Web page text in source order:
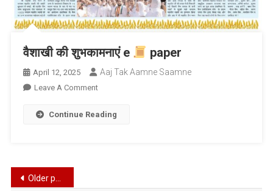
वैशाखी की शुभकामनाएं e paper
April 12, 2025 Aaj Tak Aamne Saamne
Leave A CommentOn
की
Continue Reading
Posts
Older posts